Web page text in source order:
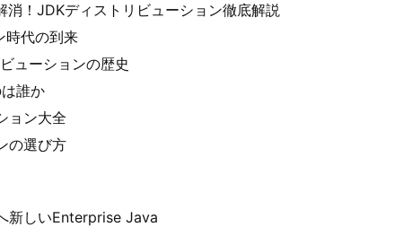
！JDKディストリビューション徹底解説
時代の到来
ューションの歴史
誰か
ョン大全
の選び方
新しいEnterprise Java